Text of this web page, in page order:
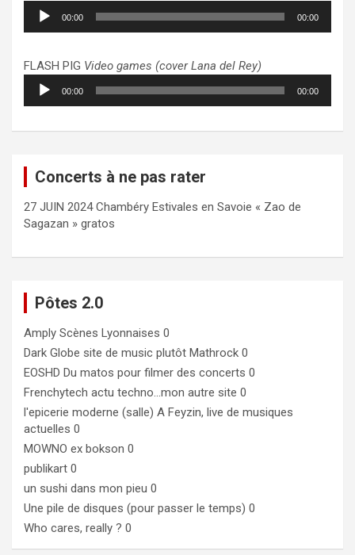
Lecteur
audio
00:00 00:00
FLASH PIG Video games (cover Lana del Rey)
Lecteur
audio
00:00 00:00
Concerts à ne pas rater
27 JUIN 2024 Chambéry Estivales en Savoie « Zao de
Sagazan » gratos
Pôtes 2.0
Amply Scènes Lyonnaises 0
Dark Globe site de music plutôt Mathrock 0
EOSHD Du matos pour filmer des concerts 0
Frenchytech actu techno…mon autre site 0
l'epicerie moderne (salle) A Feyzin, live de musiques
actuelles 0
MOWNO ex bokson 0
publikart 0
un sushi dans mon pieu 0
Une pile de disques (pour passer le temps) 0
Who cares, really ? 0